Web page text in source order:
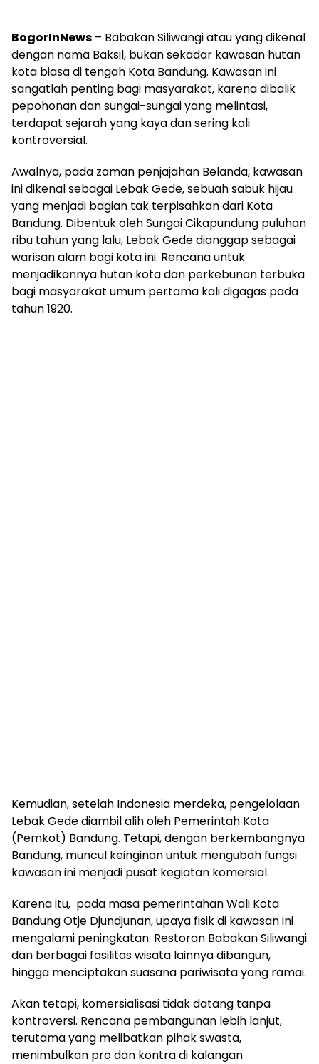
BogorInNews – Babakan Siliwangi atau yang dikenal
dengan nama Baksil, bukan sekadar kawasan hutan
kota biasa di tengah Kota Bandung. Kawasan ini
sangatlah penting bagi masyarakat, karena dibalik
pepohonan dan sungai-sungai yang melintasi,
terdapat sejarah yang kaya dan sering kali
kontroversial.
Awalnya, pada zaman penjajahan Belanda, kawasan
ini dikenal sebagai Lebak Gede, sebuah sabuk hijau
yang menjadi bagian tak terpisahkan dari Kota
Bandung. Dibentuk oleh Sungai Cikapundung puluhan
ribu tahun yang lalu, Lebak Gede dianggap sebagai
warisan alam bagi kota ini. Rencana untuk
menjadikannya hutan kota dan perkebunan terbuka
bagi masyarakat umum pertama kali digagas pada
tahun 1920.
Kemudian, setelah Indonesia merdeka, pengelolaan
Lebak Gede diambil alih oleh Pemerintah Kota
(Pemkot) Bandung. Tetapi, dengan berkembangnya
Bandung, muncul keinginan untuk mengubah fungsi
kawasan ini menjadi pusat kegiatan komersial.
Karena itu, pada masa pemerintahan Wali Kota
Bandung Otje Djundjunan, upaya fisik di kawasan ini
mengalami peningkatan. Restoran Babakan Siliwangi
dan berbagai fasilitas wisata lainnya dibangun,
hingga menciptakan suasana pariwisata yang ramai.
Akan tetapi, komersialisasi tidak datang tanpa
kontroversi. Rencana pembangunan lebih lanjut,
terutama yang melibatkan pihak swasta,
menimbulkan pro dan kontra di kalangan